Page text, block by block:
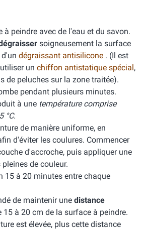
à peindre avec de l'eau et du savon.
soigneusement la surface
dégraissant antisilicone . (Il est
un chiffon antistatique spécial,
de peluches sur la zone traitée).
pendant plusieurs minutes.
à une température comprise
°C.
de manière uniforme, en
d'éviter les coulures. Commencer
d'accroche, puis appliquer une
de couleur.
15 à 20 minutes entre chaque
de maintenir une distance
15 à 20 cm de la surface à peindre.
est élevée, plus cette distance